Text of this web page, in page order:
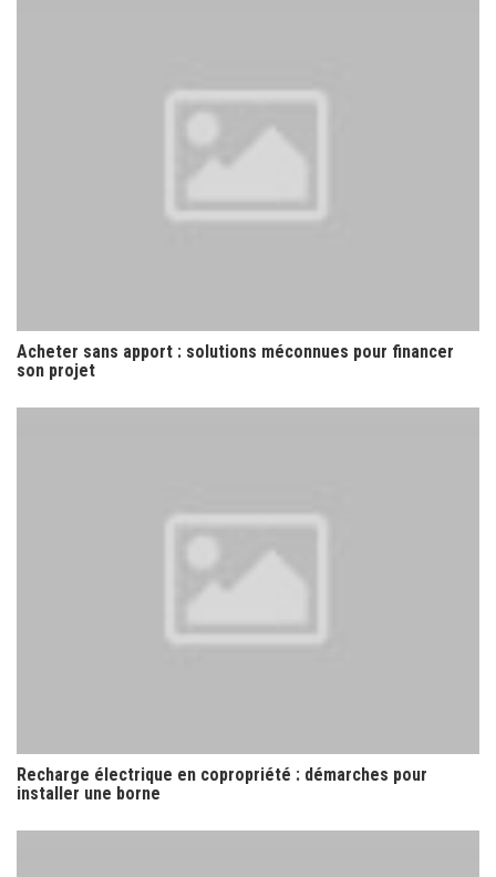
Acheter sans apport : solutions méconnues pour financer
son projet
Recharge électrique en copropriété : démarches pour
installer une borne